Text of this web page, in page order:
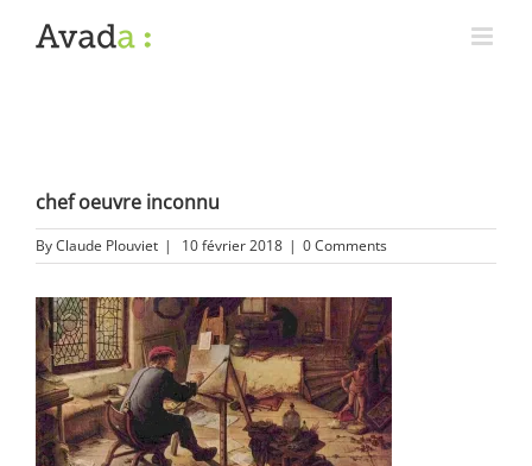
chef oeuvre inconnu
ByClaude Plouviet | 10 février 2018 | 0 Comments